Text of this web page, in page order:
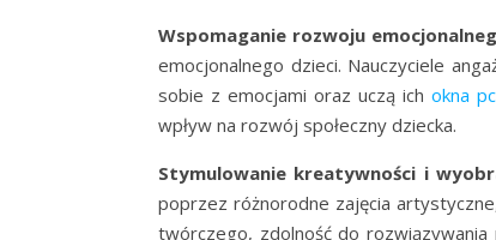
Wspomaganie rozwoju
emocjonalnego dzieci. Nauczyciele
sobie z emocjami oraz uczą ich okna
wpływ na rozwój społeczny dziecka.
Stymulowanie kreatywności i
poprzez różnorodne zajęcia
twórczego, zdolność do